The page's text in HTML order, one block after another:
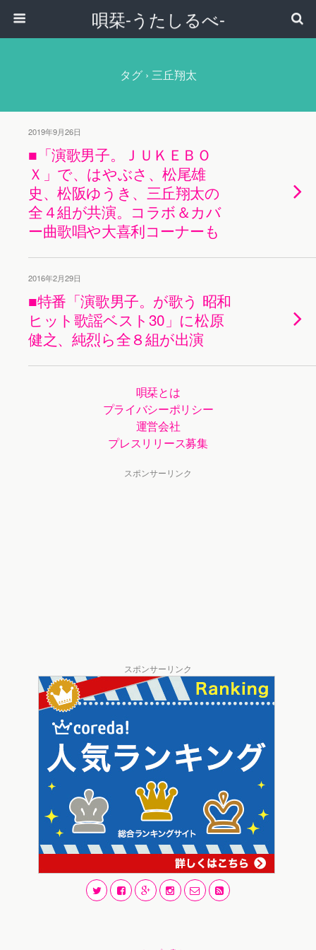
唄栞-うたしるべ-
タグ › 三丘翔太
2019年9月26日
■「演歌男子。ＪＵＫＥＢＯ
Ｘ」で、はやぶさ、松尾雄
史、松阪ゆうき、三丘翔太の
全４組が共演。コラボ＆カバ
ー曲歌唱や大喜利コーナーも
2016年2月29日
■特番「演歌男子。が歌う 昭和
ヒット歌謡ベスト30」に松原
健之、純烈ら全８組が出演
唄栞とは
プライバシーポリシー
運営会社
プレスリリース募集
スポンサーリンク
スポンサーリンク